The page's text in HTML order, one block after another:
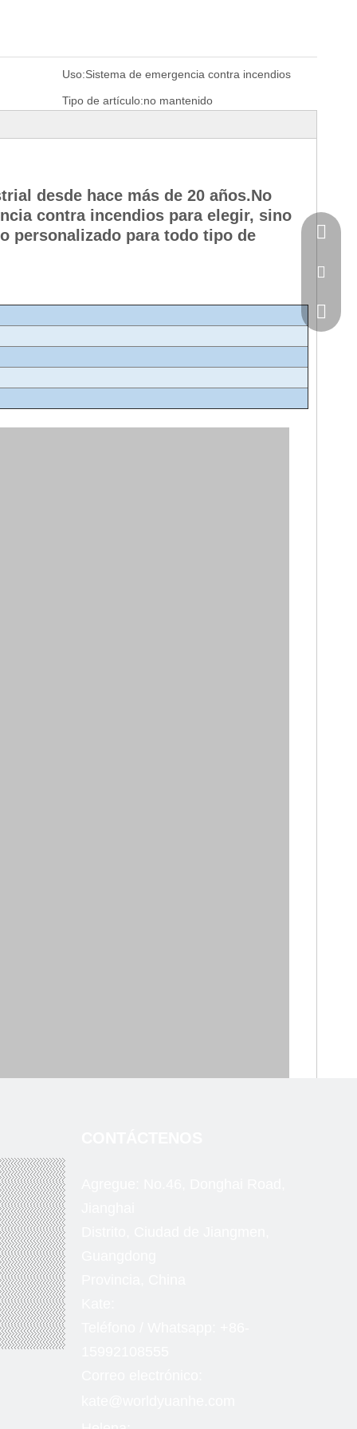
Uso:Sistema de emergencia contra incendios
Tipo de artículo:no mantenido
desde hace más de 20 años.No
contra incendios para elegir, sino
personalizado para todo tipo de
Helen